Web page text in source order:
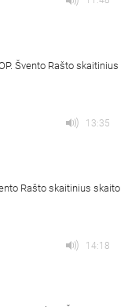
Švento Rašto skaitinius
13:35
Rašto skaitinius skaito
14:18